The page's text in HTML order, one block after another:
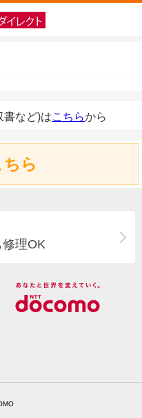
書など)はこちらから
ら
理OK